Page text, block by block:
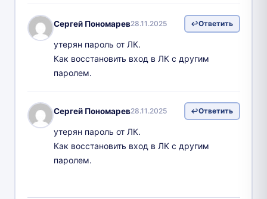
Сергей Пономарев28.11.2025 Ответить
утерян пароль от ЛК.
Как восстановить вход в ЛК с другим
паролем.
Сергей Пономарев28.11.2025 Ответить
утерян пароль от ЛК.
Как восстановить вход в ЛК с другим
паролем.